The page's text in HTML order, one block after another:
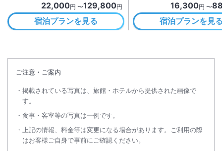
22,000円 〜129,800円
宿泊プランを見る
16,300円 〜
宿泊プランを見
ご注意・ご案内
掲載されている写真は、旅館・ホテルから提供された画像で
す。
食事・客室等の写真は一例です。
上記の情報、料金等は変更になる場合があります。ご利用の際
はお客様ご自身で事前にご確認ください。